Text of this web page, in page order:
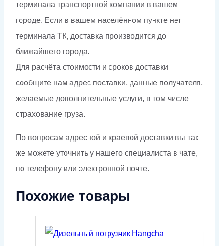
терминала транспортной компании в вашем
городе. Если в вашем населённом пункте нет
терминала ТК, доставка производится до
ближайшего города.
Для расчёта стоимости и сроков доставки
сообщите нам адрес поставки, данные получателя,
желаемые дополнительные услуги, в том числе
страхование груза.
По вопросам адресной и краевой доставки вы так
же можете уточнить у нашего специалиста в чате,
по телефону или электронной почте.
Похожие товары